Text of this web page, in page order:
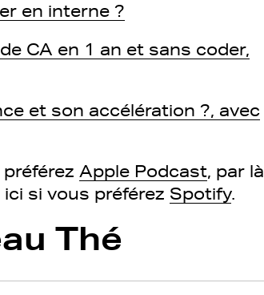
en interne ?
CA en 1 an et sans coder,
et son accélération ?, avec
Apple Podcast, par là
si vous préférez Spotify.
Thé